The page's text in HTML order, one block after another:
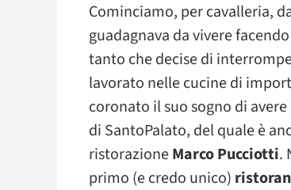
Cominciamo, per cavalleria,
guadagnava da vivere
tanto che decise di
lavorato nelle cucine di
coronato il suo sogno di
di SantoPalato, del quale è
ristorazioneMarco Pucciotti.
primo (e credo unico)